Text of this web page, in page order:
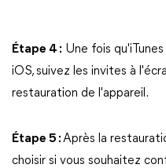
Étape 4 : Une fois
iOS, suivez les invites à
restauration de l'appareil.
Étape 5 :Après la
choisir si vous souhaitez